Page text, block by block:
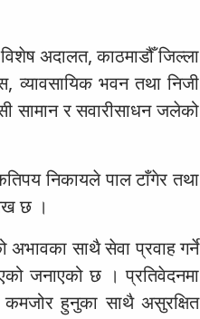
अदालत, काठमाडौँ जिल्ला
व्यावसायिक भवन तथा निजी
सामान र सवारीसाधन जलेको
निकायले पाल टाँगेर तथा
छ ।
साथै सेवा प्रवाह गर्ने
जनाएको छ । प्रतिवेदनमा
कमजोर हुनुका साथै असुरक्षित